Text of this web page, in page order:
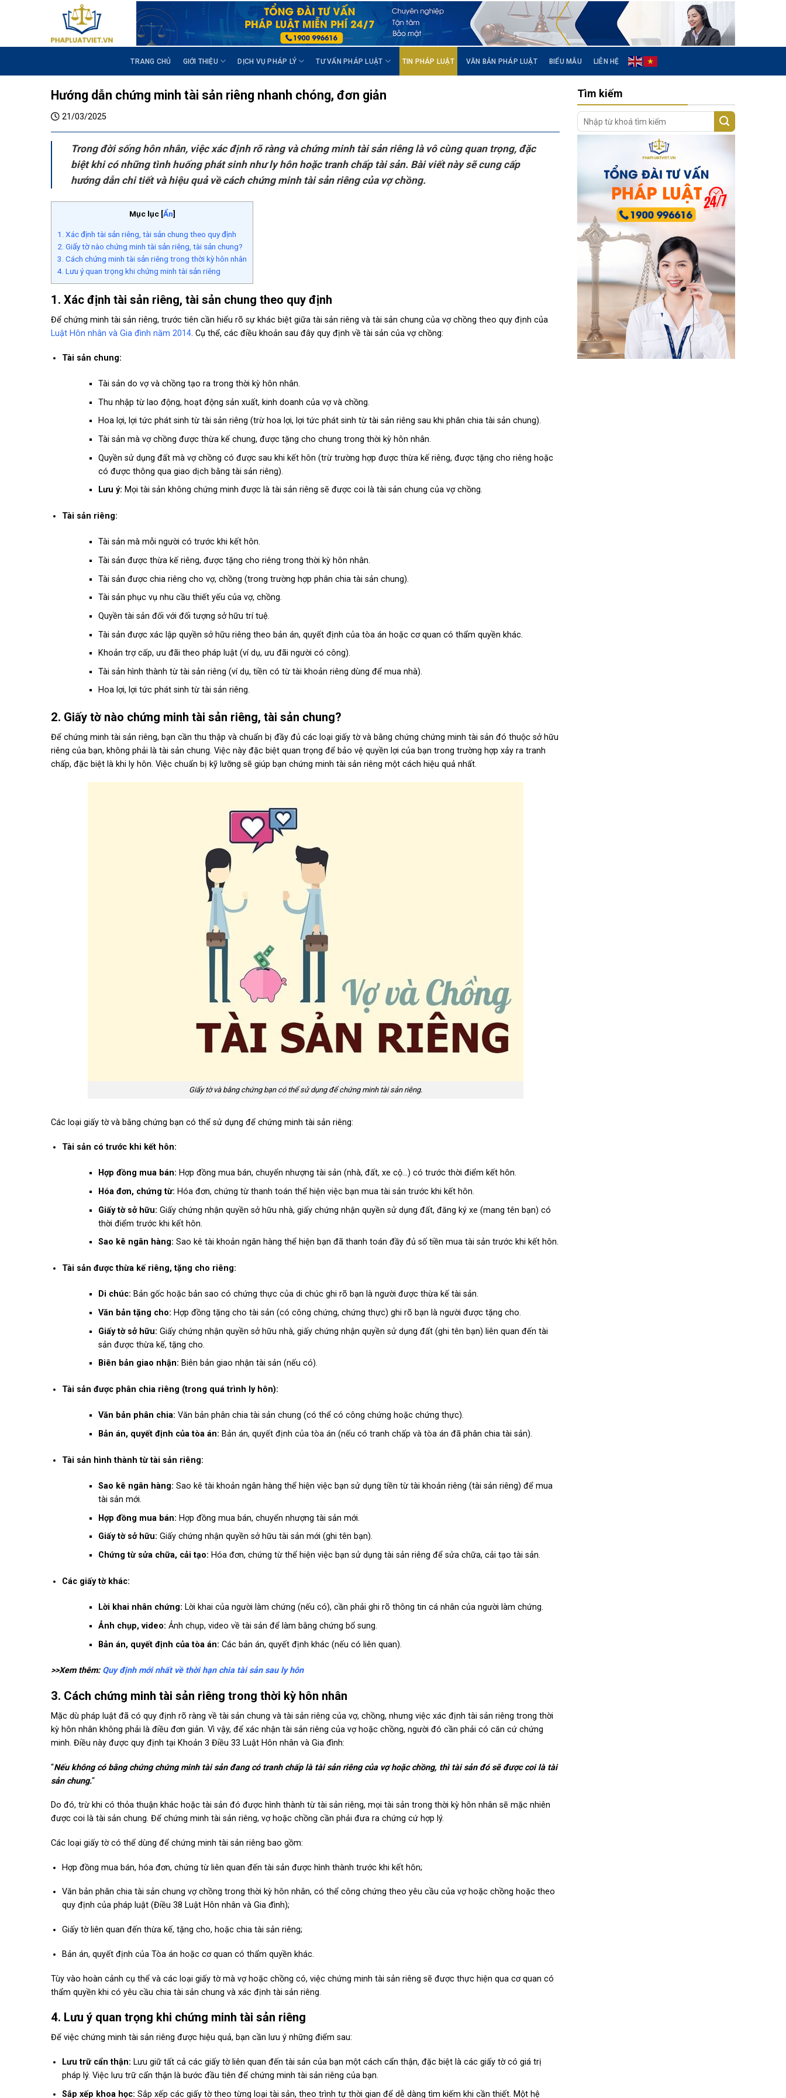
p
o
TRANG CHỦ GIỚI THIỆU DỊCH VỤ PHÁP LÝ TƯ VẤN PHÁP LUẬT TIN PHÁP LUẬT VĂN BẢN PHÁP LUẬT BIỂU MẪU LIÊN HỆ
Hướng dẫn chứng minh tài sản riêng nhanh chóng, đơn giản
21/03/2025
Trong đời sống hôn nhân, việc xác định rõ ràng và chứng minh tài sản riêng là vô cùng quan trọng, đặc
biệt khi có những tình huống phát sinh như ly hôn hoặc tranh chấp tài sản. Bài viết này sẽ cung cấp
hướng dẫn chi tiết và hiệu quả về cách chứng minh tài sản riêng của vợ chồng.
Mục lục [Ẩn]
1. Xác định tài sản riêng, tài sản chung theo quy định
2. Giấy tờ nào chứng minh tài sản riêng, tài sản chung?
3. Cách chứng minh tài sản riêng trong thời kỳ hôn nhân
4. Lưu ý quan trọng khi chứng minh tài sản riêng
1. Xác định tài sản riêng, tài sản chung theo quy định
Để chứng minh tài sản riêng, trước tiên cần hiểu rõ sự khác biệt giữa tài sản riêng và tài sản chung của vợ chồng theo quy định của
Luật Hôn nhân và Gia đình năm 2014. Cụ thể, các điều khoản sau đây quy định về tài sản của vợ chồng:
Tài sản chung:
Tài sản do vợ và chồng tạo ra trong thời kỳ hôn nhân.
Thu nhập từ lao động, hoạt động sản xuất, kinh doanh của vợ và chồng.
Hoa lợi, lợi tức phát sinh từ tài sản riêng (trừ hoa lợi, lợi tức phát sinh từ tài sản riêng sau khi phân chia tài sản chung).
Tài sản mà vợ chồng được thừa kế chung, được tặng cho chung trong thời kỳ hôn nhân.
Quyền sử dụng đất mà vợ chồng có được sau khi kết hôn (trừ trường hợp được thừa kế riêng, được tặng cho riêng hoặc
có được thông qua giao dịch bằng tài sản riêng).
Lưu ý: Mọi tài sản không chứng minh được là tài sản riêng sẽ được coi là tài sản chung của vợ chồng.
Tài sản riêng:
Tài sản mà mỗi người có trước khi kết hôn.
Tài sản được thừa kế riêng, được tặng cho riêng trong thời kỳ hôn nhân.
Tài sản được chia riêng cho vợ, chồng (trong trường hợp phân chia tài sản chung).
Tài sản phục vụ nhu cầu thiết yếu của vợ, chồng.
Quyền tài sản đối với đối tượng sở hữu trí tuệ.
Tài sản được xác lập quyền sở hữu riêng theo bản án, quyết định của tòa án hoặc cơ quan có thẩm quyền khác.
Khoản trợ cấp, ưu đãi theo pháp luật (ví dụ, ưu đãi người có công).
Tài sản hình thành từ tài sản riêng (ví dụ, tiền có từ tài khoản riêng dùng để mua nhà).
Hoa lợi, lợi tức phát sinh từ tài sản riêng.
2. Giấy tờ nào chứng minh tài sản riêng, tài sản chung?
Để chứng minh tài sản riêng, bạn cần thu thập và chuẩn bị đầy đủ các loại giấy tờ và bằng chứng chứng minh tài sản đó thuộc sở hữu
riêng của bạn, không phải là tài sản chung. Việc này đặc biệt quan trọng để bảo vệ quyền lợi của bạn trong trường hợp xảy ra tranh
chấp, đặc biệt là khi ly hôn. Việc chuẩn bị kỹ lưỡng sẽ giúp bạn chứng minh tài sản riêng một cách hiệu quả nhất.
Giấy tờ và bằng chứng bạn có thể sử dụng để chứng minh tài sản riêng.
Các loại giấy tờ và bằng chứng bạn có thể sử dụng để chứng minh tài sản riêng:
Tài sản có trước khi kết hôn:
Hợp đồng mua bán: Hợp đồng mua bán, chuyển nhượng tài sản (nhà, đất, xe cộ…) có trước thời điểm kết hôn.
Hóa đơn, chứng từ: Hóa đơn, chứng từ thanh toán thể hiện việc bạn mua tài sản trước khi kết hôn.
Giấy tờ sở hữu: Giấy chứng nhận quyền sở hữu nhà, giấy chứng nhận quyền sử dụng đất, đăng ký xe (mang tên bạn) có
thời điểm trước khi kết hôn.
Sao kê ngân hàng: Sao kê tài khoản ngân hàng thể hiện bạn đã thanh toán đầy đủ số tiền mua tài sản trước khi kết hôn.
Tài sản được thừa kế riêng, tặng cho riêng:
Di chúc: Bản gốc hoặc bản sao có chứng thực của di chúc ghi rõ bạn là người được thừa kế tài sản.
Văn bản tặng cho: Hợp đồng tặng cho tài sản (có công chứng, chứng thực) ghi rõ bạn là người được tặng cho.
Giấy tờ sở hữu: Giấy chứng nhận quyền sở hữu nhà, giấy chứng nhận quyền sử dụng đất (ghi tên bạn) liên quan đến tài
sản được thừa kế, tặng cho.
Biên bản giao nhận: Biên bản giao nhận tài sản (nếu có).
Tài sản được phân chia riêng (trong quá trình ly hôn):
Văn bản phân chia: Văn bản phân chia tài sản chung (có thể có công chứng hoặc chứng thực).
Bản án, quyết định của tòa án: Bản án, quyết định của tòa án (nếu có tranh chấp và tòa án đã phân chia tài sản).
Tài sản hình thành từ tài sản riêng:
Sao kê ngân hàng: Sao kê tài khoản ngân hàng thể hiện việc bạn sử dụng tiền từ tài khoản riêng (tài sản riêng) để mua
tài sản mới.
Hợp đồng mua bán: Hợp đồng mua bán, chuyển nhượng tài sản mới.
Giấy tờ sở hữu: Giấy chứng nhận quyền sở hữu tài sản mới (ghi tên bạn).
Chứng từ sửa chữa, cải tạo: Hóa đơn, chứng từ thể hiện việc bạn sử dụng tài sản riêng để sửa chữa, cải tạo tài sản.
Các giấy tờ khác:
Lời khai nhân chứng: Lời khai của người làm chứng (nếu có), cần phải ghi rõ thông tin cá nhân của người làm chứng.
Ảnh chụp, video: Ảnh chụp, video về tài sản để làm bằng chứng bổ sung.
Bản án, quyết định của tòa án: Các bản án, quyết định khác (nếu có liên quan).
>>Xem thêm: Quy định mới nhất về thời hạn chia tài sản sau ly hôn
3. Cách chứng minh tài sản riêng trong thời kỳ hôn nhân
Mặc dù pháp luật đã có quy định rõ ràng về tài sản chung và tài sản riêng của vợ, chồng, nhưng việc xác định tài sản riêng trong thời
kỳ hôn nhân không phải là điều đơn giản. Vì vậy, để xác nhận tài sản riêng của vợ hoặc chồng, người đó cần phải có căn cứ chứng
minh. Điều này được quy định tại Khoản 3 Điều 33 Luật Hôn nhân và Gia đình:
“Nếu không có bằng chứng chứng minh tài sản đang có tranh chấp là tài sản riêng của vợ hoặc chồng, thì tài sản đó sẽ được coi là tài
sản chung.“
Do đó, trừ khi có thỏa thuận khác hoặc tài sản đó được hình thành từ tài sản riêng, mọi tài sản trong thời kỳ hôn nhân sẽ mặc nhiên
được coi là tài sản chung. Để chứng minh tài sản riêng, vợ hoặc chồng cần phải đưa ra chứng cứ hợp lý.
Các loại giấy tờ có thể dùng để chứng minh tài sản riêng bao gồm:
Hợp đồng mua bán, hóa đơn, chứng từ liên quan đến tài sản được hình thành trước khi kết hôn;
Văn bản phân chia tài sản chung vợ chồng trong thời kỳ hôn nhân, có thể công chứng theo yêu cầu của vợ hoặc chồng hoặc theo
quy định của pháp luật (Điều 38 Luật Hôn nhân và Gia đình);
Giấy tờ liên quan đến thừa kế, tặng cho, hoặc chia tài sản riêng;
Bản án, quyết định của Tòa án hoặc cơ quan có thẩm quyền khác.
Tùy vào hoàn cảnh cụ thể và các loại giấy tờ mà vợ hoặc chồng có, việc chứng minh tài sản riêng sẽ được thực hiện qua cơ quan có
thẩm quyền khi có yêu cầu chia tài sản chung và xác định tài sản riêng.
4. Lưu ý quan trọng khi chứng minh tài sản riêng
Để việc chứng minh tài sản riêng được hiệu quả, bạn cần lưu ý những điểm sau:
Lưu trữ cẩn thận: Lưu giữ tất cả các giấy tờ liên quan đến tài sản của bạn một cách cẩn thận, đặc biệt là các giấy tờ có giá trị
pháp lý. Việc lưu trữ cẩn thận là bước đầu tiên để chứng minh tài sản riêng của bạn.
Sắp xếp khoa học: Sắp xếp các giấy tờ theo từng loại tài sản, theo trình tự thời gian để dễ dàng tìm kiếm khi cần thiết. Một hệ
Tìm kiếm